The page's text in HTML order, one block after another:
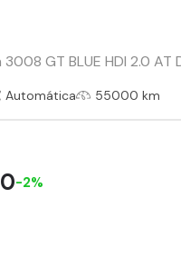
GT BLUE HDI 2.0
Automática 55000 km
-2%